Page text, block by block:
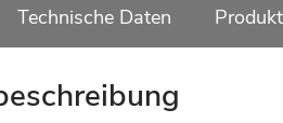
Technische Daten